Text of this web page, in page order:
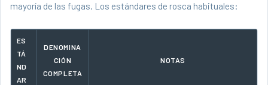
mayoría de las fugas. Los estándares de rosca habituales:
ES
TÁ
ND
AR
DENOMINA
CIÓN
COMPLETA
NOTAS